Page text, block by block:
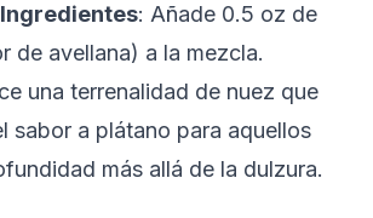
: Añade 0.5 oz de
de avellana) a la mezcla.
una terrenalidad de nuez que
sabor a plátano para aquellos
más allá de la dulzura.